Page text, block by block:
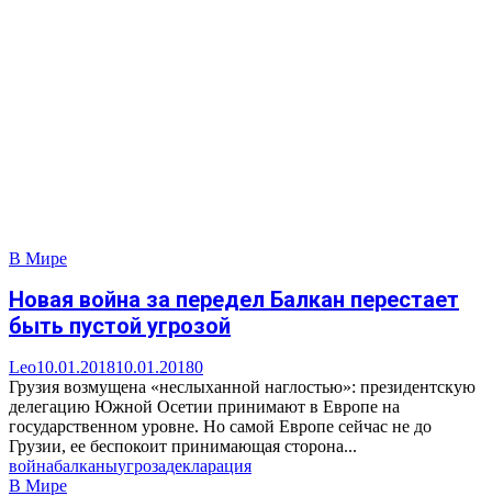
В Мире
Новая война за передел Балкан перестает
быть пустой угрозой
Leo10.01.201810.01.20180
Грузия возмущена «неслыханной наглостью»: президентскую
делегацию Южной Осетии принимают в Европе на
государственном уровне. Но самой Европе сейчас не до
Грузии, ее беспокоит принимающая сторона...
войнабалканыугрозадекларация
В Мире